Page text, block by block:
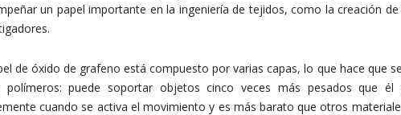
un papel importante en la ingeniería de tejidos, como la creación
de óxido de grafeno está compuesto por varias capas, lo que hace que
polímeros: puede soportar objetos cinco veces más pesados que
cuando se activa el movimiento y es más barato que otros